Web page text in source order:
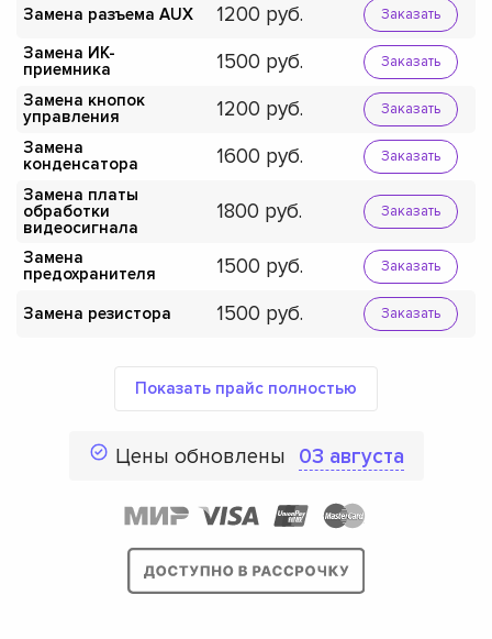
Замена разъема AUX 1200 Заказать
Замена ИК-
приемника
1500 Заказать
Замена кнопок
управления
1200 Заказать
Замена
конденсатора
1600 Заказать
Замена платы
обработки
видеосигнала
1800 Заказать
Замена
предохранителя
1500 Заказать
Замена резистора 1500 Заказать
Показать прайс полностью
Цены обновлены 03 августа